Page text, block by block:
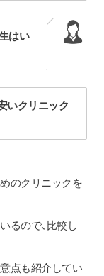
はい
いクリニック
のクリニックを
るので、比較し
点も紹介してい